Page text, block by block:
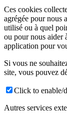
Ces cookies
agrégée pour nous
utilisé ou à quel
ou pour nous aider
application pour
Si vous ne
site, vous pouvez
Click to enable/
Autres services